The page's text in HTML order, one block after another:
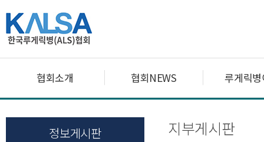
협회소개 협회NEWS 루게릭
정보게시판 지부게시판